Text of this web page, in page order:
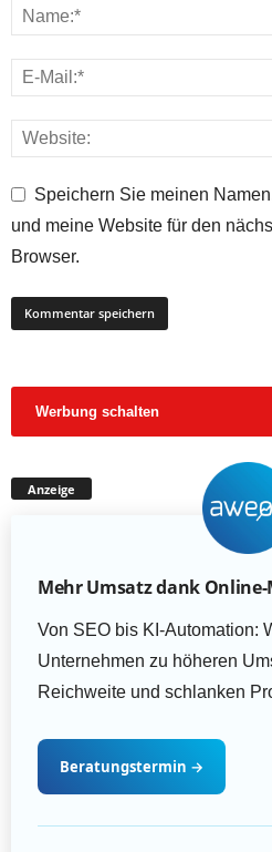
Speichern Sie meinen
und meine Website für den
Browser.
Werbung schalten
Anzeige
Mehr Umsatz dank
Von SEO bis KI-Automation:
Unternehmen zu höheren
Reichweite und schlanken
Beratungstermin →